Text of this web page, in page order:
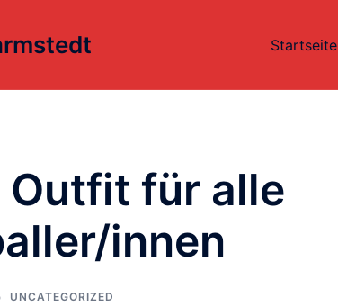
Startseite
Outfit für alle
innen
UNCATEGORIZED